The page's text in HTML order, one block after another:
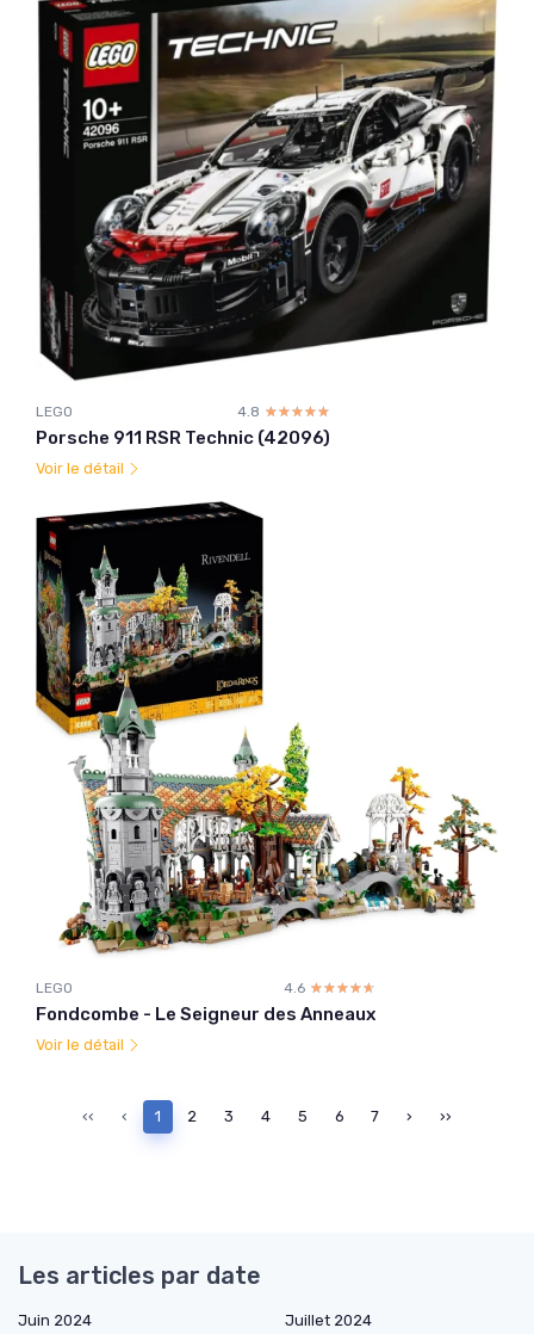
LEGO 4.8 ☆☆☆☆☆
★★★★★
Porsche 911 RSR Technic (42096)
Voir le détail
LEGO 4.6 ☆☆☆☆☆
★★★★★
Fondcombe - Le Seigneur des Anneaux
Voir le détail
‹‹ ‹ 1 2 3 4 5 6 7 › ››
Les articles par date
Juin 2024
Juillet 2024